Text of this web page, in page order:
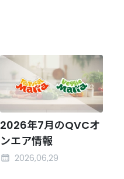
2026年7月のQVCオ
ンエア情報
2026,06,29